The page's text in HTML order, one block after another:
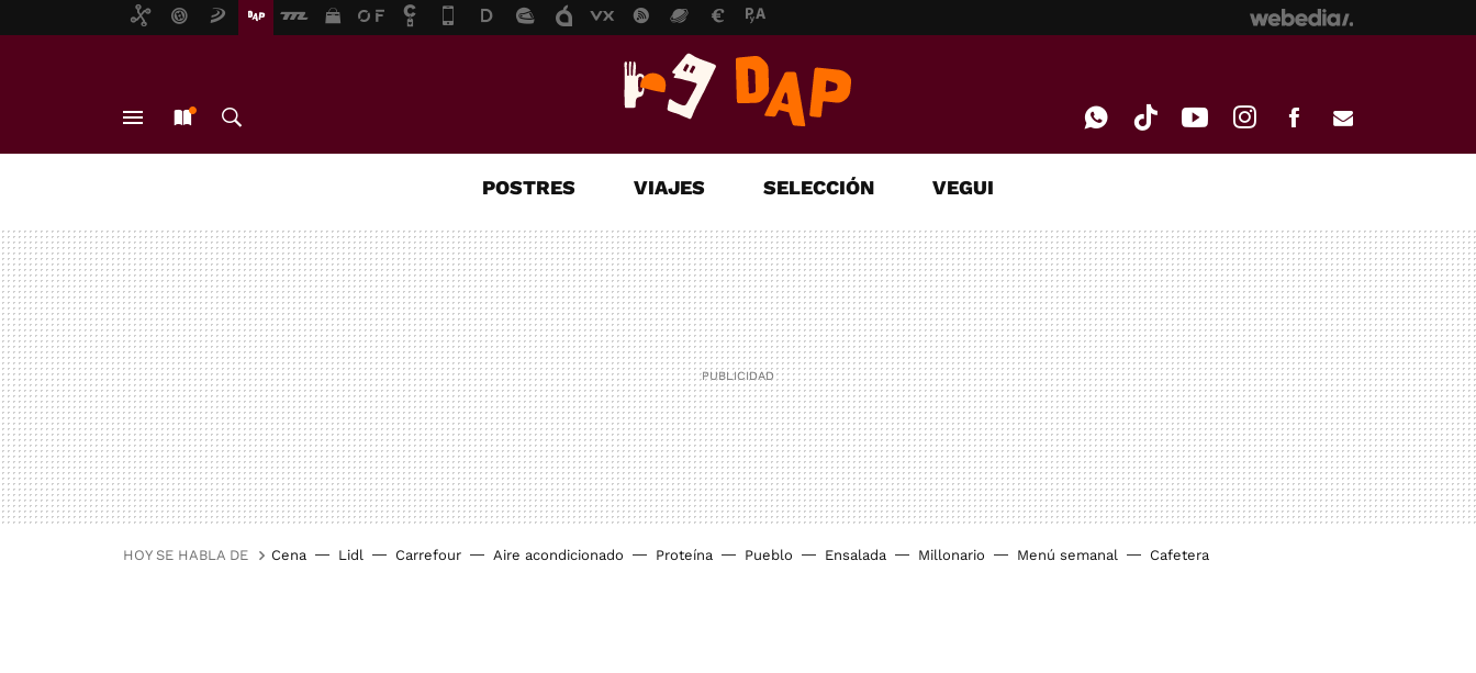
MAIL
POSTRES VIAJES SELECCIÓN VEGUI
HOY SE HABLA DE Cena Lidl Carrefour Aire acondicionado Proteína Pueblo Ensalada Millonario Menú semanal Cafetera